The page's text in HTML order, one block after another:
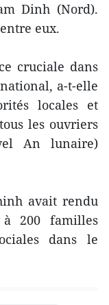
Dinh (Nord).
eux.
cruciale dans
a-t-elle
locales et
les ouvriers
An lunaire)
avait rendu
200 familles
dans le